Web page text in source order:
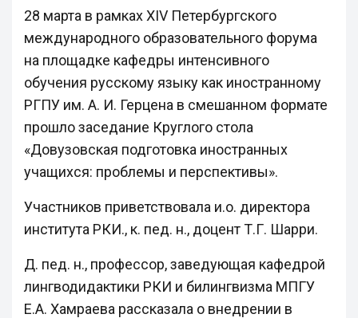
28 марта в рамках XIV Петербургского
международного образовательного форума
на площадке кафедры интенсивного
обучения русскому языку как иностранному
РГПУ им. А. И. Герцена в смешанном формате
прошло заседание Круглого стола
«Довузовская подготовка иностранных
учащихся: проблемы и перспективы».
Участников приветствовала и.о. директора
института РКИ., к. пед. н., доцент Т.Г. Шарри.
Д. пед. н., профессор, заведующая кафедрой
лингводидактики РКИ и билингвизма МПГУ
Е.А. Хамраева рассказала о внедрении в